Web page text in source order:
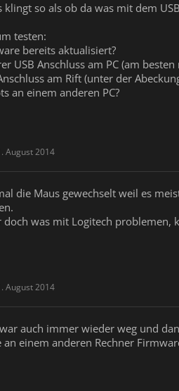
klingt so als ob da was mit dem
testen:
bereits aktualisiert?
USB Anschluss am PC (am
am Rift (unter der
an einem anderen PC?
August 2014
die Maus gewechselt weil es
doch was mit Logitech problemen,
August 2014
auch immer wieder weg und
an einem anderen Rechner